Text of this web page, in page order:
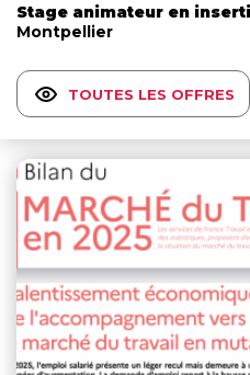
Stage animateur en
Montpellier
TOUTES LES OFFRES